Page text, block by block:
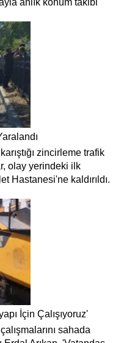
anlık konum takibi
hedefleniyor.
zincirleme trafik
olay yerindeki ilk
Hastanesi'ne kaldırıldı.
İçin Çalışıyoruz'
sahada